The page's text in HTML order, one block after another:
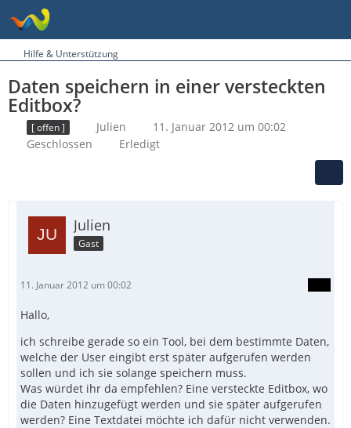
Hilfe & Unterstützung
Daten speichern in einer versteckten
Editbox?
[ offen ] Julien
11. Januar 2012 um 00:02
Geschlossen
Erledigt
Julien
Gast
11. Januar 2012 um 00:02
Hallo,
ich schreibe gerade so ein Tool, bei dem bestimmte Daten,
welche der User eingibt erst später aufgerufen werden
sollen und ich sie solange speichern muss.
Was würdet ihr da empfehlen? Eine versteckte Editbox, wo
die Daten hinzugefügt werden und sie später aufgerufen
werden? Eine Textdatei möchte ich dafür nicht verwenden.